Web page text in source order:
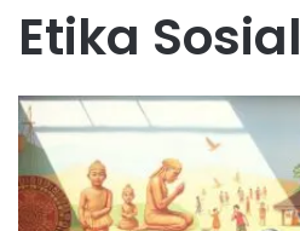
Etika Sosial